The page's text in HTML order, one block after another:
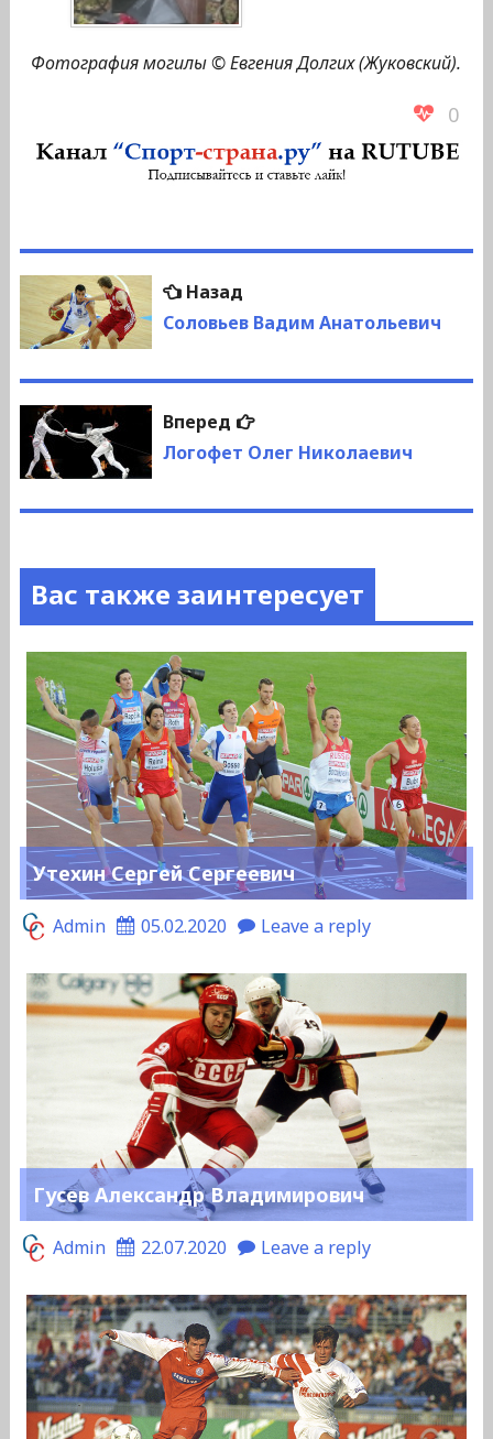
Фотография могилы © Евгения Долгих (Жуковский).
0
Навигация
по
записям
НазадПредыдущая
запись:
Соловьев Вадим Анатольевич
Вперед
Следующая
запись:
Логофет Олег Николаевич
Вас также заинтересует
Утехин Сергей Сергеевич
Admin 05.02.2020 Leave a reply
Гусев Александр Владимирович
Admin 22.07.2020 Leave a reply